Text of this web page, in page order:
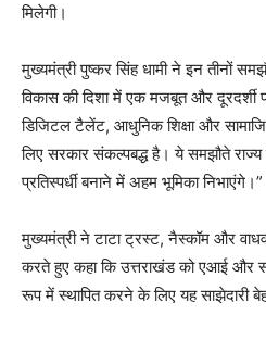
मिलेगी।
मुख्यमंत्री पुष्कर सिंह धामी ने इन तीनों
विकास की दिशा में एक मजबूत और दूरदर्शी
डिजिटल टैलेंट, आधुनिक शिक्षा और
लिए सरकार संकल्पबद्ध है। ये समझौते
प्रतिस्पर्धी बनाने में अहम भूमिका निभाएंगे।”
मुख्यमंत्री ने टाटा ट्रस्ट, नैस्कॉम और
करते हुए कहा कि उत्तराखंड को एआई और
रूप में स्थापित करने के लिए यह साझेदारी